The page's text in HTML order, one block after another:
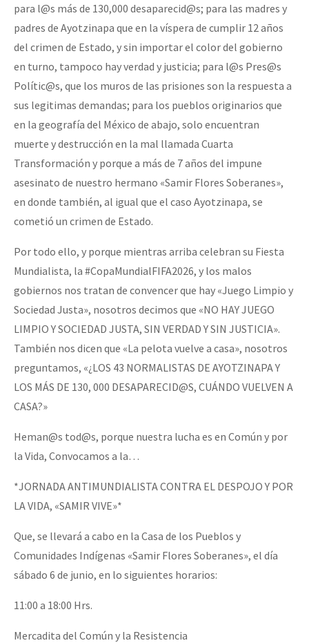
para l@s más de 130,000 desaparecid@s; para las madres y
padres de Ayotzinapa que en la víspera de cumplir 12 años
del crimen de Estado, y sin importar el color del gobierno
en turno, tampoco hay verdad y justicia; para l@s Pres@s
Polític@s, que los muros de las prisiones son la respuesta a
sus legitimas demandas; para los pueblos originarios que
en la geografía del México de abajo, solo encuentran
muerte y destrucción en la mal llamada Cuarta
Transformación y porque a más de 7 años del impune
asesinato de nuestro hermano «Samir Flores Soberanes»,
en donde también, al igual que el caso Ayotzinapa, se
cometió un crimen de Estado.
Por todo ello, y porque mientras arriba celebran su Fiesta
Mundialista, la #CopaMundialFIFA2026, y los malos
gobiernos nos tratan de convencer que hay «Juego Limpio y
Sociedad Justa», nosotros decimos que «NO HAY JUEGO
LIMPIO Y SOCIEDAD JUSTA, SIN VERDAD Y SIN JUSTICIA».
También nos dicen que «La pelota vuelve a casa», nosotros
preguntamos, «¿LOS 43 NORMALISTAS DE AYOTZINAPA Y
LOS MÁS DE 130, 000 DESAPARECID@S, CUÁNDO VUELVEN A
CASA?»
Heman@s tod@s, porque nuestra lucha es en Común y por
la Vida, Convocamos a la…
*JORNADA ANTIMUNDIALISTA CONTRA EL DESPOJO Y POR
LA VIDA, «SAMIR VIVE»*
Que, se llevará a cabo en la Casa de los Pueblos y
Comunidades Indígenas «Samir Flores Soberanes», el día
sábado 6 de junio, en lo siguientes horarios:
11:00 a 18:00 Hrs.
Mercadita del Común y la Resistencia